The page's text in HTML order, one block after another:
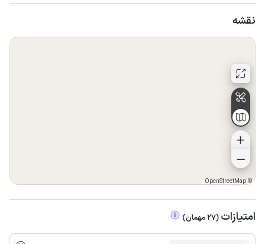
نقشه
©
OpenStreetMap
امتیازات (
27مهمان)